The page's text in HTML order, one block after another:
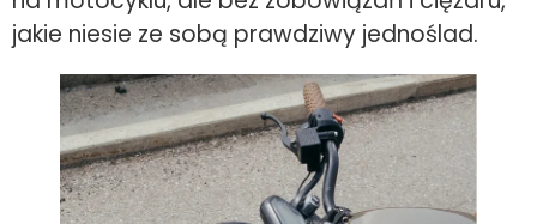
jakie niesie ze sobą prawdziwy jednoślad.